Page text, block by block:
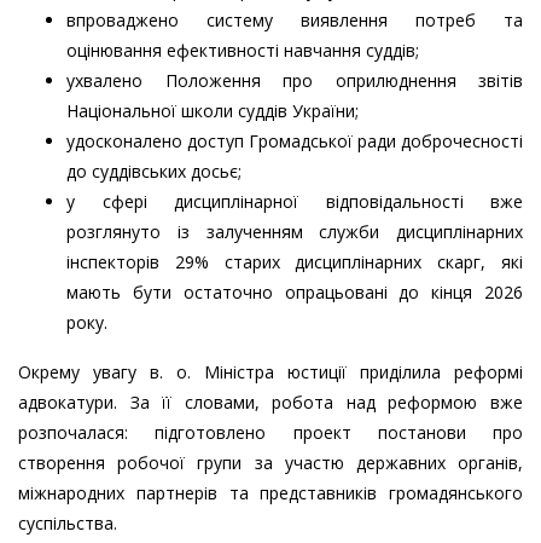
впроваджено систему виявлення потреб та
оцінювання ефективності навчання суддів;
ухвалено Положення про оприлюднення звітів
Національної школи суддів України;
удосконалено доступ Громадської ради доброчесності
до суддівських досьє;
у сфері дисциплінарної відповідальності вже
розглянуто із залученням служби дисциплінарних
інспекторів 29% старих дисциплінарних скарг, які
мають бути остаточно опрацьовані до кінця 2026
року.
Окрему увагу в. о. Міністра юстиції приділила реформі
адвокатури. За її словами, робота над реформою вже
розпочалася: підготовлено проект постанови про
створення робочої групи за участю державних органів,
міжнародних партнерів та представників громадянського
суспільства.